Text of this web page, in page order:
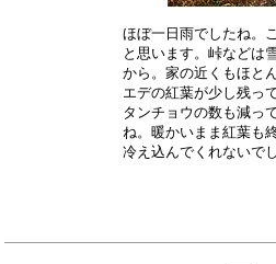
ほぼ一日雨でしたね。
と思います。峠などは
から。家の近くもほと
エデの紅葉が少し残っ
タンチョウの数も減っ
ね。暖かいまま紅葉も